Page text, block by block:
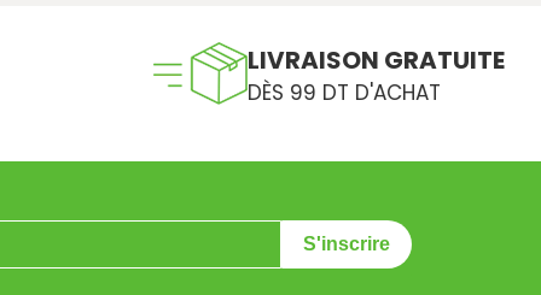
LIVRAISON GRATUITE
DÈS 99 DT D'ACHAT
S'inscrire